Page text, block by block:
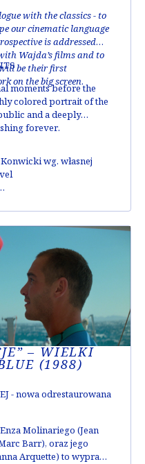
with the classics - to
our cinematic language
is addressed
Wajda’s films and to
be their first
on the big screen.
moments before the
colored portrait of the
and a deeply
forever.
wg. własnej
Piotr Wawrzyńczak,
Pietraszak
– WIELKI
(1988)
- nowa odrestaurowana
Molinariego (Jean
Barr), oraz jego
Arquette) to wyprawa